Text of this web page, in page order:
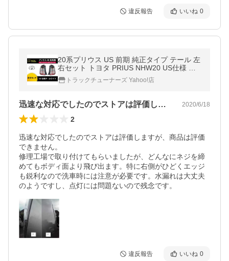
違反報告 いいね 0
20系プリウス US 前期 純正タイプ テール 左
右セット トヨタ PRIUS NHW20 US仕様 北
米仕様 サイドリフレクター内蔵 バルブ付き
トラックチューナーズ Yahoo!店
迅速な対応でしたのでストアは評価します… 2020/6/18
2
迅速な対応でしたのでストアは評価しますが、商品は評価
できません。
修理工場で取り付けてもらいましたが、どんなにネジを締
めてもボディ面より飛び出ます。特に右側がひどくエッジ
も鋭利なので洗車時には注意が必要です。水漏れは大丈夫
のようですし、点灯には問題ないので残念です。
違反報告 いいね 0